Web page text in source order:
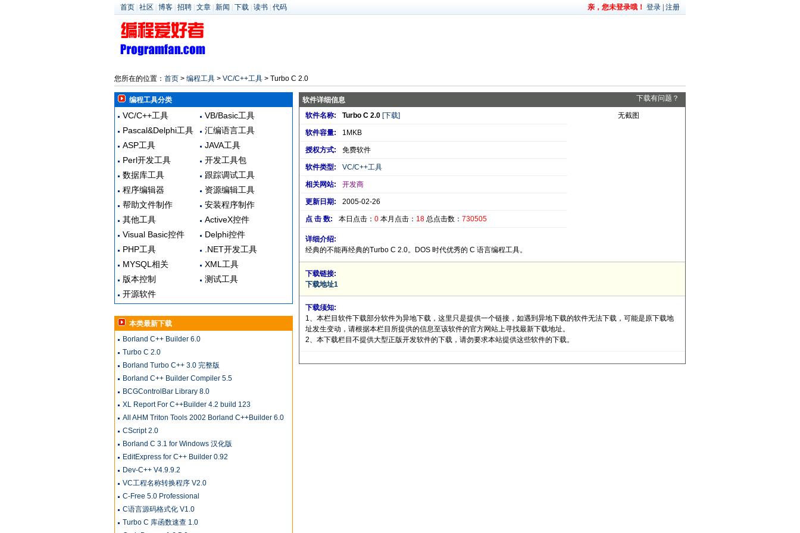
首页 社区 博客 招聘 文章 新闻 下载 读书 代码 亲，您未登录哦！ 登录 注册
您所在的位置： 首页 > 编程工具 > VC/C++工具 > Turbo C 2.0
编程工具分类
VC/C++工具
VB/Basic工具
Pascal&Delphi工具
汇编语言工具
ASP工具
JAVA工具
Perl开发工具
开发工具包
数据库工具
跟踪调试工具
程序编辑器
资源编辑工具
帮助文件制作
安装程序制作
其他工具
ActiveX控件
Visual Basic控件
Delphi控件
PHP工具
.NET开发工具
MYSQL相关
XML工具
版本控制
测试工具
开源软件
本类最新下载
Borland C++ Builder 6.0
Turbo C 2.0
Borland Turbo C++ 3.0 完整版
Borland C++ Builder Compiler 5.5
BCGControlBar Library 8.0
XL Report For C++Builder 4.2 build 123
All AHM Triton Tools 2002 Borland C++Builder 6.0
CScript 2.0
Borland C 3.1 for Windows 汉化版
EditExpress for C++ Builder 0.92
Dev-C++ V4.9.9.2
VC工程名称转换程序 V2.0
C-Free 5.0 Professional
C语言源码格式化 V1.0
Turbo C 库函数速查 1.0
软件详细信息 下载有问题？
软件名称: Turbo C 2.0 [下载]
软件容量: 1MKB
授权方式: 免费软件
软件类型: VC/C++工具
相关网站: 开发商
更新日期: 2005-02-26
点 击 数: 本日点击： 0 本月点击： 18 总点击数： 730505
无截图
详细介绍:
经典的不能再经典的Turbo C 2.0。DOS 时代优秀的 C 语言编程工具。
下载链接:
下载地址1
下载须知:
1、本栏目软件下载部分软件为异地下载，这里只是提供一个链接，如遇到异地下载的软件无法下载，可能是原下载地
址发生变动，请根据本栏目所提供的信息至该软件的官方网站上寻找最新下载地址。
2、本下载栏目不提供大型正版开发软件的下载，请勿要求本站提供这些软件的下载。